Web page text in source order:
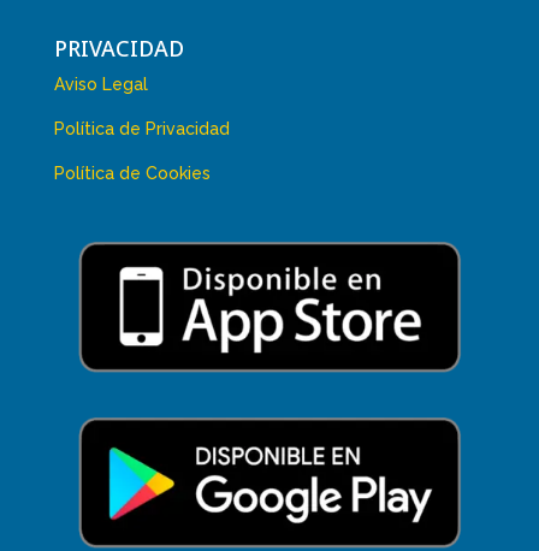
PRIVACIDAD
Aviso Legal
Política de Privacidad
Política de Cookies